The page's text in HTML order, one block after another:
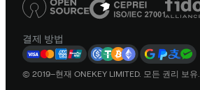
결제 방법
© 2019–현재 ONEKEY LIMITED. 모든 권리 보유.